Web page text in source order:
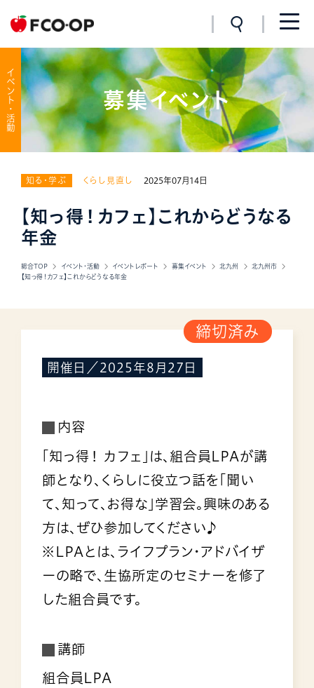
イベント・活動 募集イベント
総合TOP イベント・活動 イベントレポート 募集イベント 北九州
北九州市
【知っ得！カフェ】これからどうなる年金
知る・学ぶ くらし見直し 2025年07月14日
【知っ得！カフェ】これからどうなる
年金
締切済み
開催日／2025年8月27日
内容
「知っ得！ カフェ」は、組合員LPAが講
師となり、くらしに役立つ話を「聞い
て、知って、お得な」学習会。興味のある
方は、ぜひ参加してください♪
※LPAとは、ライフプラン・アドバイザ
ーの略で、生協所定のセミナーを修了
した組合員です。
講師
組合員LPA